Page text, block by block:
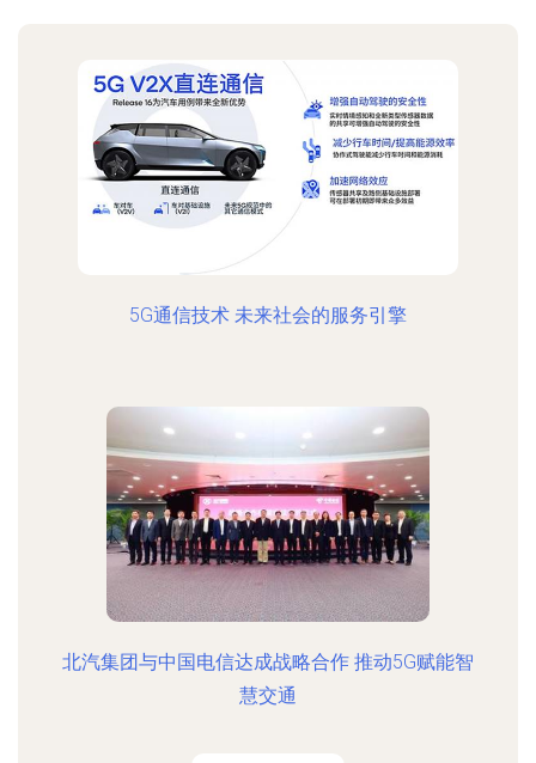
5G通信技术 未来社会的服务引擎
北汽集团与中国电信达成战略合作 推动5G赋能智
慧交通